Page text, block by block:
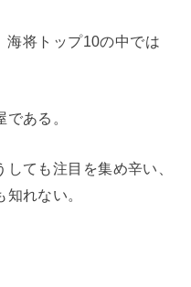
海将トップ10の中では
ある。
ても注目を集め辛い、
れない。